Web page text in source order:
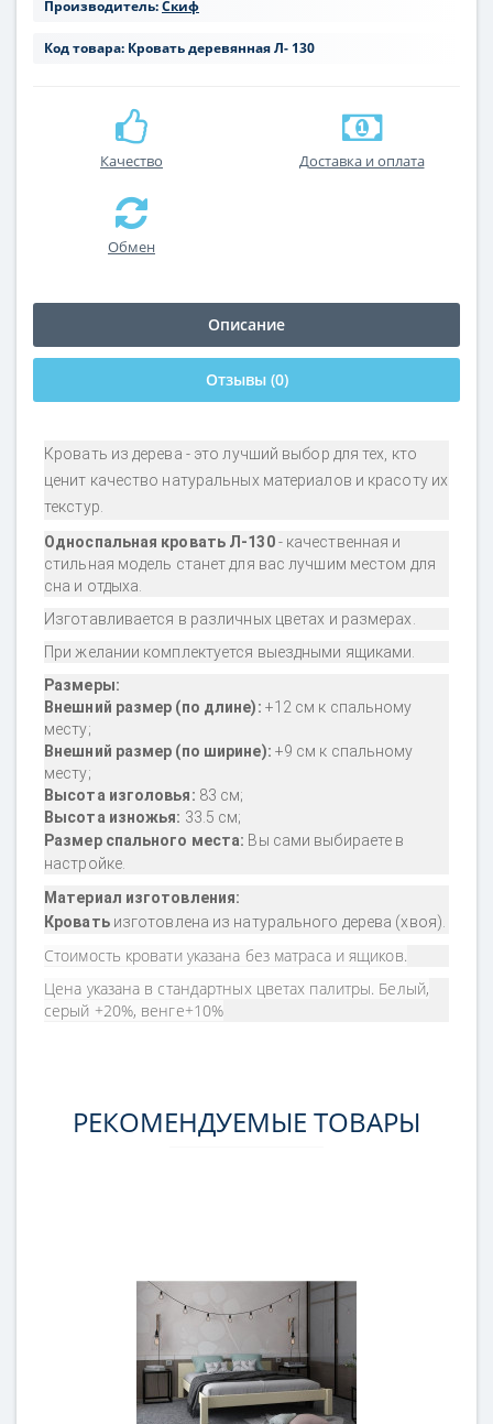
Производитель:Скиф
Код товара: Кровать деревянная Л- 130
Качество Доставка и оплата
Обмен
Описание
Отзывы (0)
Кровать из дерева - это лучший выбор для тех, кто
ценит качество натуральных материалов и красоту их
текстур.
Односпальная кровать Л-130- качественная и
стильная модель станет для вас лучшим местом для
сна и отдыха.
Изготавливается в различных цветах и размерах.
При желании комплектуется выездными ящиками.
Размеры:
Внешний размер (по длине): +12 см к спальному
месту;
Внешний размер (по ширине): +9 см к спальному
месту;
Высота изголовья: 83 см;
Высота изножья: 33.5 см;
Размер спального места: Вы сами выбираете в
настройке.
Материал изготовления:
Кровать изготовлена из натурального дерева (хвоя).
Стоимость кровати указана без матраса и ящиков.
Цена указана в стандартных цветах палитры. Белый,
серый +20%, венге+10%
РЕКОМЕНДУЕМЫЕ ТОВАРЫ